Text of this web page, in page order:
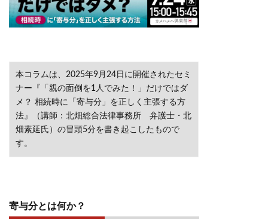
本コラムは、2025年9月24日に開催されたセミ
ナー『「親の面倒を1人でみた！」だけではダ
メ？ 相続時に「寄与分」を正しく主張する方
法』（講師：北畑総合法律事務所 弁護士・北
畑素延氏）の冒頭5分を書き起こしたもので
す。
寄与分とは何か？